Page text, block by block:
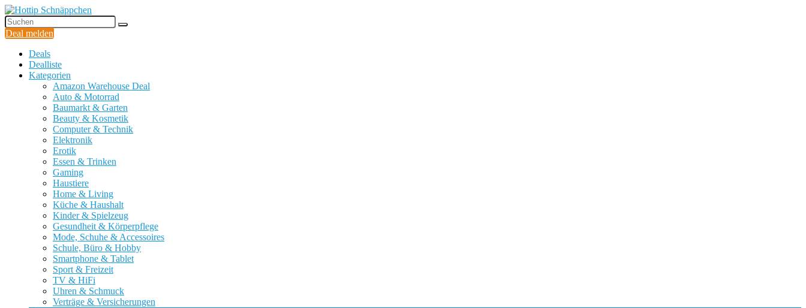
Deal melden
Deals
Dealliste
Kategorien
Amazon Warehouse Deal
Auto & Motorrad
Baumarkt & Garten
Beauty & Kosmetik
Computer & Technik
Elektronik
Erotik
Essen & Trinken
Gaming
Haustiere
Home & Living
Küche & Haushalt
Kinder & Spielzeug
Gesundheit & Körperpflege
Mode, Schuhe & Accessoires
Schule, Büro & Hobby
Smartphone & Tablet
Sport & Freizeit
TV & HiFi
Uhren & Schmuck
Verträge & Versicherungen